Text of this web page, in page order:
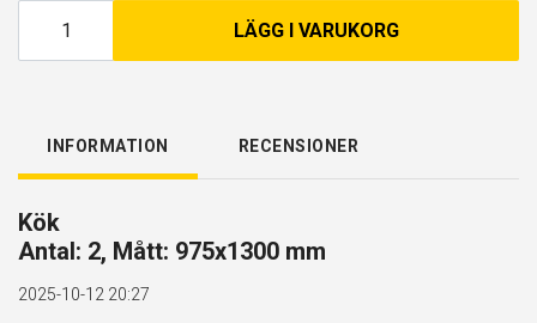
LÄGG I VARUKORG
INFORMATION RECENSIONER
Kök
Antal: 2, Mått: 975x1300 mm
2025-10-12 20:27